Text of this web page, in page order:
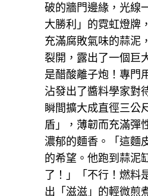
破的牆門邊緣，光線
大勝利」的霓虹燈牌
充滿腐敗氣味的蒜泥
裂開，露出了一個巨
是醋酸離子炮！專門
沾發出了醬料學家對
瞬間擴大成直徑三公
盾」，薄韌而充滿彈
濃郁的麵香。「這麵
的希望。他跑到蒜泥
了！」「不行！燃料
出「滋滋」的輕微煎